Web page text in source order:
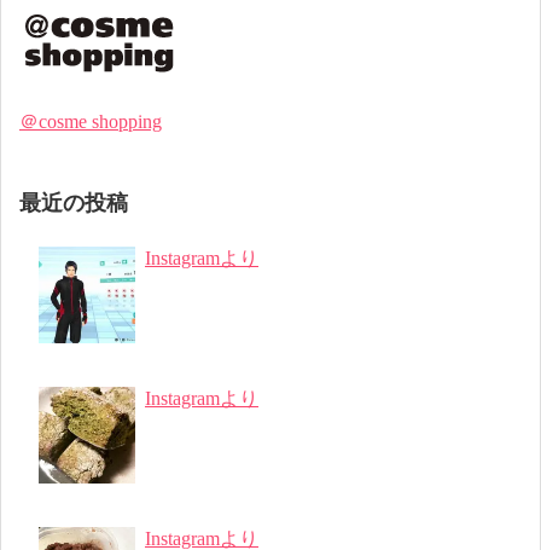
＠cosme shopping
最近の投稿
Instagramより
Instagramより
Instagramより